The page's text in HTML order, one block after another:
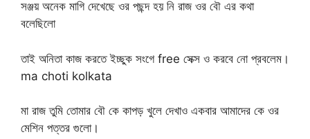
সঞ্জয় অনেক মাগি দেখেছে ওর পছন্দ হয় নি রাজ ওর বৌ এর কথা
বলেছিলো
তাই অনিতা কাজ করতে ইচ্ছুক সংগে free সেক্স ও করবে নো প্রবলেম।
ma choti kolkata
মা রাজ তুমি তোমার বৌ কে কাপড় খুলে দেখাও একবার আমাদের কে ওর
মেশিন পত্তর গুলো।